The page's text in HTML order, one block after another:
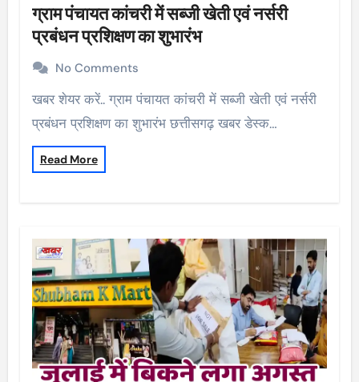
ग्राम पंचायत कांचरी में सब्जी खेती एवं नर्सरी
प्रबंधन प्रशिक्षण का शुभारंभ
No Comments
खबर शेयर करें.. ग्राम पंचायत कांचरी में सब्जी खेती एवं नर्सरी
प्रबंधन प्रशिक्षण का शुभारंभ छत्तीसगढ़ खबर डेस्क…
Read More